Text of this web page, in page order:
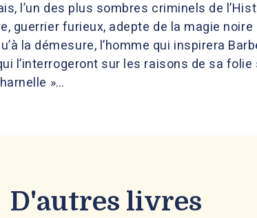
l’un des plus sombres criminels de
guerrier furieux, adepte de la magie
la démesure, l’homme qui inspirera
l’interrogeront sur les raisons de sa folie
»…
D'autres livres